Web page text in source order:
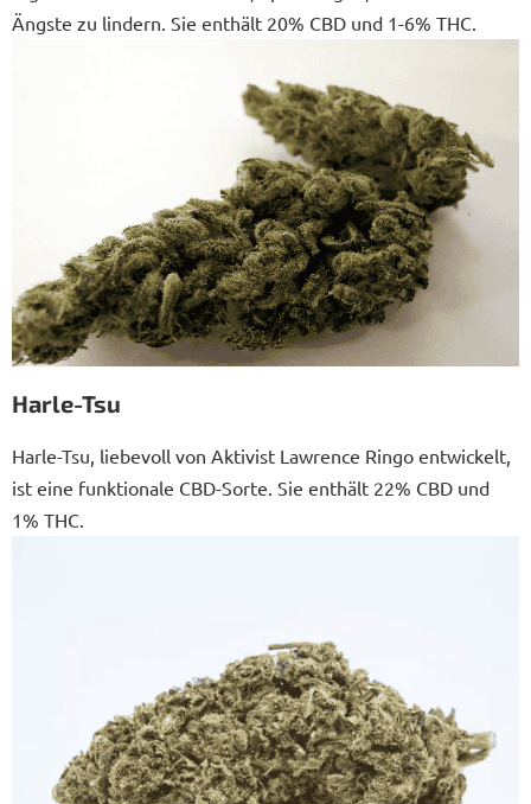
Ängste zu lindern. Sie enthält 20% CBD und 1-6% THC.
Harle-Tsu
Harle-Tsu, liebevoll von Aktivist Lawrence Ringo entwickelt,
ist eine funktionale CBD-Sorte. Sie enthält 22% CBD und
1% THC.